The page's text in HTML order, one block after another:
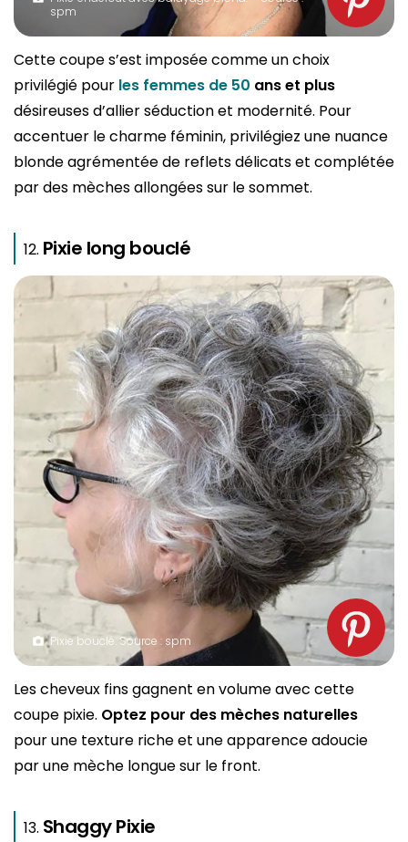
spm
Cette coupe s’est imposée comme un choix
privilégié pour les femmes de 50 ans et plus
désireuses d’allier séduction et modernité. Pour
accentuer le charme féminin, privilégiez une nuance
blonde agrémentée de reflets délicats et complétée
par des mèches allongées sur le sommet.
Pixie long bouclé
Pixie bouclé. Source : spm
Les cheveux fins gagnent en volume avec cette
coupe pixie. Optez pour des mèches naturelles
pour une texture riche et une apparence adoucie
par une mèche longue sur le front.
Shaggy Pixie